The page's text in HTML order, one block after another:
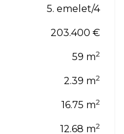
5. emelet/4
203.400 €
59 m2
2.39 m2
16.75 m2
12.68 m2